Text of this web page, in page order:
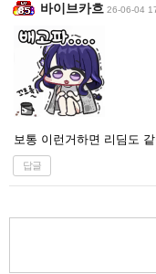
바이브카흐 26-06-04
보통 이런거하면 리딤도
답글